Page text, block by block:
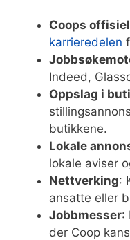
Coops
karrieredelen
Indeed,
Oppslag i
butikkene.
Lokale
lokale aviser
Nettverking:
ansatte eller
Jobbmesser:
der Coop